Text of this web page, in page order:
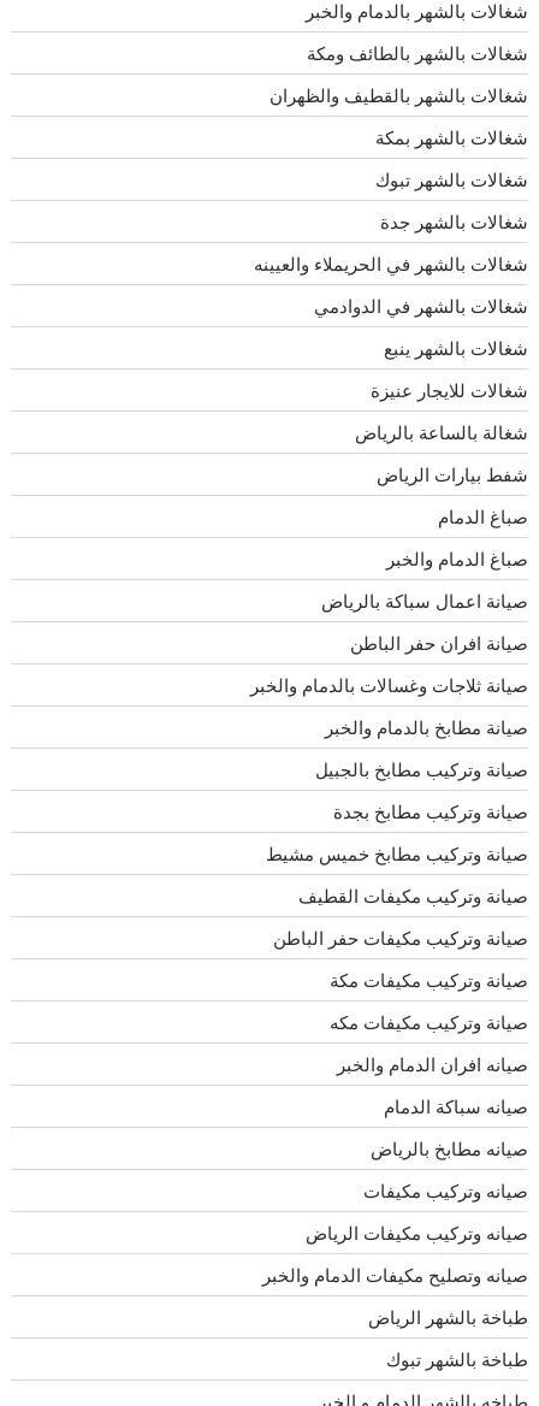
شغالات بالشهر بالدمام والخبر
شغالات بالشهر بالطائف ومكة
شغالات بالشهر بالقطيف والظهران
شغالات بالشهر بمكة
شغالات بالشهر تبوك
شغالات بالشهر جدة
شغالات بالشهر في الحريملاء والعيينه
شغالات بالشهر في الدوادمي
شغالات بالشهر ينبع
شغالات للايجار عنيزة
شغالة بالساعة بالرياض
شفط بيارات الرياض
صباغ الدمام
صباغ الدمام والخبر
صيانة اعمال سباكة بالرياض
صيانة افران حفر الباطن
صيانة ثلاجات وغسالات بالدمام والخبر
صيانة مطابخ بالدمام والخبر
صيانة وتركيب مطابخ بالجبيل
صيانة وتركيب مطابخ بجدة
صيانة وتركيب مطابخ خميس مشيط
صيانة وتركيب مكيفات القطيف
صيانة وتركيب مكيفات حفر الباطن
صيانة وتركيب مكيفات مكة
صيانة وتركيب مكيفات مكه
صيانه افران الدمام والخبر
صيانه سباكة الدمام
صيانه مطابخ بالرياض
صيانه وتركيب مكيفات
صيانه وتركيب مكيفات الرياض
صيانه وتصليح مكيفات الدمام والخبر
طباخة بالشهر الرياض
طباخة بالشهر تبوك
طباخه بالشهر الدمام و الخبر